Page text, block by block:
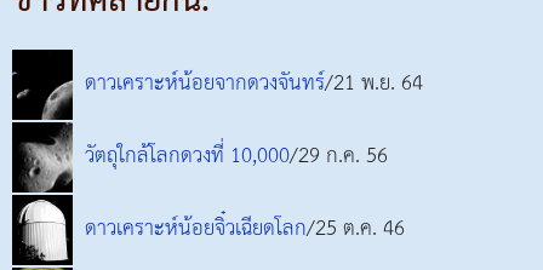
ดาวเคราะห์น้อยจากดวงจันทร์/21 พ.ย. 64
วัตถุใกล้โลกดวงที่ 10,000/29 ก.ค. 56
ดาวเคราะห์น้อยจิ๋วเฉียดโลก/25 ต.ค. 46